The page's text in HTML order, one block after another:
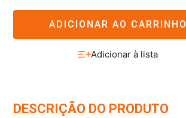
ADICIONAR AO CARRINHO
DESCRIÇÃO DO PRODUTO